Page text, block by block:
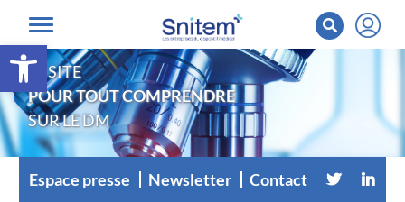
Ouvrir la barre d’outils
LE SITE
POUR TOUT COMPRENDRE
SUR LE DM
Espace presse Newsletter Contact